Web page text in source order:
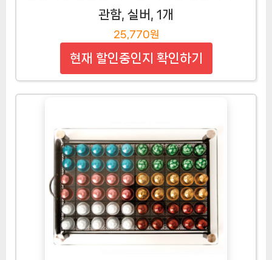
관함, 실버, 1개
25,770원
현재 할인중인지 확인하기